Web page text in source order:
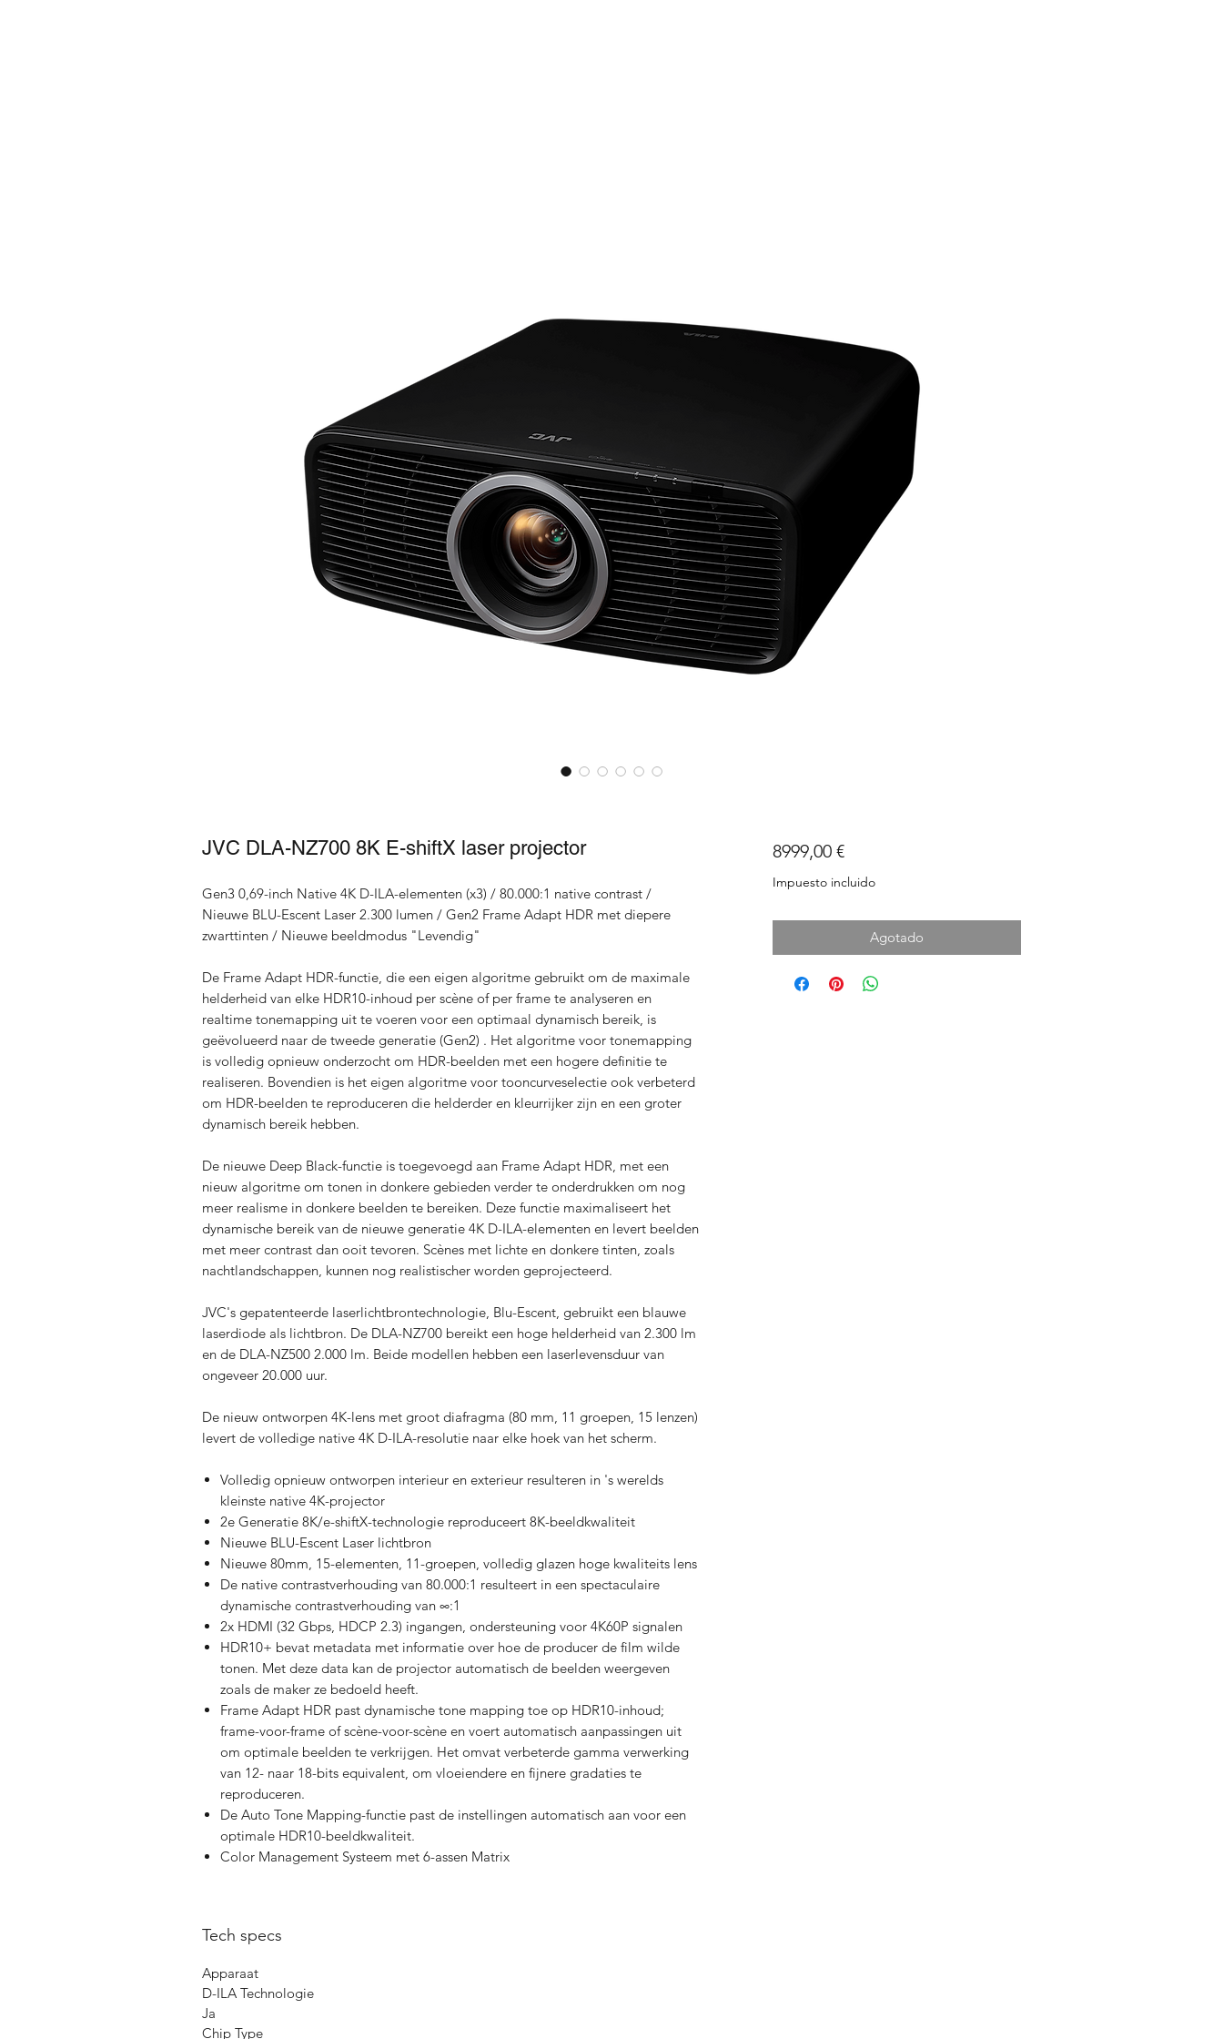
JVC DLA-NZ700 8K E-shiftX laser projector
Gen3 0,69-inch Native 4K D-ILA-elementen (x3) / 80.000:1 native contrast /
Nieuwe BLU-Escent Laser 2.300 lumen / Gen2 Frame Adapt HDR met diepere
zwarttinten / Nieuwe beeldmodus "Levendig"
De Frame Adapt HDR-functie, die een eigen algoritme gebruikt om de maximale
helderheid van elke HDR10-inhoud per scène of per frame te analyseren en
realtime tonemapping uit te voeren voor een optimaal dynamisch bereik, is
geëvolueerd naar de tweede generatie (Gen2) . Het algoritme voor tonemapping
is volledig opnieuw onderzocht om HDR-beelden met een hogere definitie te
realiseren. Bovendien is het eigen algoritme voor tooncurveselectie ook verbeterd
om HDR-beelden te reproduceren die helderder en kleurrijker zijn en een groter
dynamisch bereik hebben.
De nieuwe Deep Black-functie is toegevoegd aan Frame Adapt HDR, met een
nieuw algoritme om tonen in donkere gebieden verder te onderdrukken om nog
meer realisme in donkere beelden te bereiken. Deze functie maximaliseert het
dynamische bereik van de nieuwe generatie 4K D-ILA-elementen en levert beelden
met meer contrast dan ooit tevoren. Scènes met lichte en donkere tinten, zoals
nachtlandschappen, kunnen nog realistischer worden geprojecteerd.
JVC's gepatenteerde laserlichtbrontechnologie, Blu-Escent, gebruikt een blauwe
laserdiode als lichtbron. De DLA-NZ700 bereikt een hoge helderheid van 2.300 lm
en de DLA-NZ500 2.000 lm. Beide modellen hebben een laserlevensduur van
ongeveer 20.000 uur.
De nieuw ontworpen 4K-lens met groot diafragma (80 mm, 11 groepen, 15 lenzen)
levert de volledige native 4K D-ILA-resolutie naar elke hoek van het scherm.
Volledig opnieuw ontworpen interieur en exterieur resulteren in 's werelds
kleinste native 4K-projector
2e Generatie 8K/e-shiftX-technologie reproduceert 8K-beeldkwaliteit
Nieuwe BLU-Escent Laser lichtbron
Nieuwe 80mm, 15-elementen, 11-groepen, volledig glazen hoge kwaliteits lens
De native contrastverhouding van 80.000:1 resulteert in een spectaculaire
dynamische contrastverhouding van ∞:1
2x HDMI (32 Gbps, HDCP 2.3) ingangen, ondersteuning voor 4K60P signalen
HDR10+ bevat metadata met informatie over hoe de producer de film wilde
tonen. Met deze data kan de projector automatisch de beelden weergeven
zoals de maker ze bedoeld heeft.
Frame Adapt HDR past dynamische tone mapping toe op HDR10-inhoud;
frame-voor-frame of scène-voor-scène en voert automatisch aanpassingen uit
om optimale beelden te verkrijgen. Het omvat verbeterde gamma verwerking
van 12- naar 18-bits equivalent, om vloeiendere en fijnere gradaties te
reproduceren.
De Auto Tone Mapping-functie past de instellingen automatisch aan voor een
optimale HDR10-beeldkwaliteit.
Color Management Systeem met 6-assen Matrix
Tech specs
Apparaat
D-ILA Technologie
Ja
Chip Type
8999,00 €Precio
Impuesto incluido
Agotado